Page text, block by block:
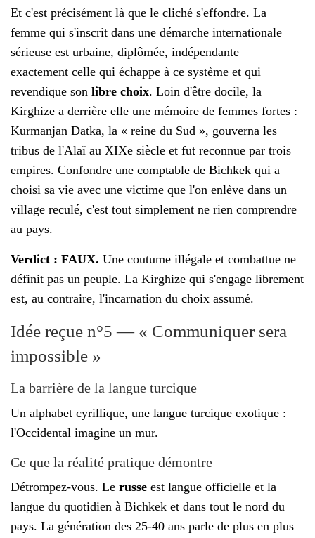
Et c'est précisément là que le cliché s'effondre. La
femme qui s'inscrit dans une démarche internationale
sérieuse est urbaine, diplômée, indépendante —
exactement celle qui échappe à ce système et qui
revendique son libre choix. Loin d'être docile, la
Kirghize a derrière elle une mémoire de femmes fortes :
Kurmanjan Datka, la « reine du Sud », gouverna les
tribus de l'Alaï au XIXe siècle et fut reconnue par trois
empires. Confondre une comptable de Bichkek qui a
choisi sa vie avec une victime que l'on enlève dans un
village reculé, c'est tout simplement ne rien comprendre
au pays.
Verdict : FAUX. Une coutume illégale et combattue ne
définit pas un peuple. La Kirghize qui s'engage librement
est, au contraire, l'incarnation du choix assumé.
Idée reçue n°5 — « Communiquer sera
impossible »
La barrière de la langue turcique
Un alphabet cyrillique, une langue turcique exotique :
l'Occidental imagine un mur.
Ce que la réalité pratique démontre
Détrompez-vous. Le russe est langue officielle et la
langue du quotidien à Bichkek et dans tout le nord du
pays. La génération des 25-40 ans parle de plus en plus